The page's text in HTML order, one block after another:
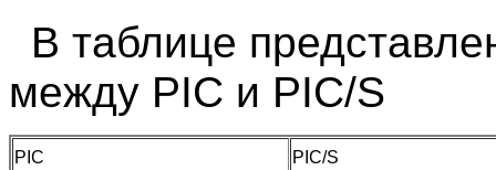
В таблице
между PIC и PIC/S
PIC PIC/S